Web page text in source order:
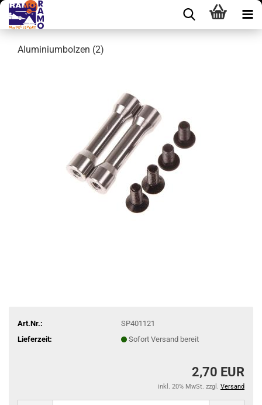
Aluminiumbolzen (2)
Art.Nr.:
SP401121
Lieferzeit:
Sofort Versand bereit
2,70 EUR
inkl. 20% MwSt. zzgl. Versand